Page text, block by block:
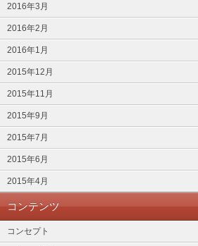
2016年3月
2016年2月
2016年1月
2015年12月
2015年11月
2015年9月
2015年7月
2015年6月
2015年4月
コンテンツ
コンセプト